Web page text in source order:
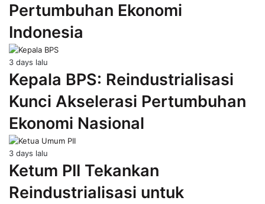
Pertumbuhan Ekonomi
Indonesia
3 days lalu
Kepala BPS: Reindustrialisasi
Kunci Akselerasi Pertumbuhan
Ekonomi Nasional
3 days lalu
Ketum PII Tekankan
Reindustrialisasi untuk